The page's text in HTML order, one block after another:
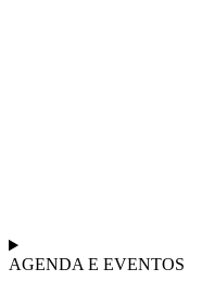
AGENDA E EVENTOS